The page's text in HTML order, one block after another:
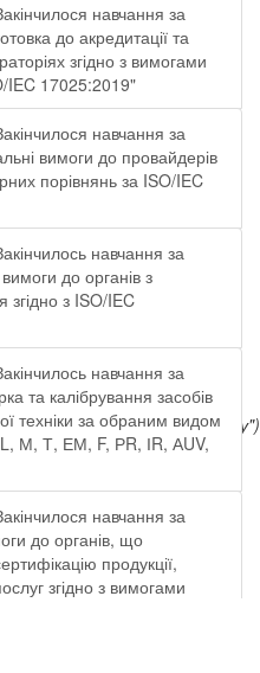
посвідчення.
правового коледжу")
навчання за
до акредитації та
згідно з вимогами
17025:2019"
навчання за
вимоги до провайдерів
порівнянь за ISO/IEC
навчання за
до органів з
згідно з ISO/IEC
навчання за
та калібрування засобів
техніки за обраним видом
М, Т, ЕМ, F, РR, ІR, АUV,
навчання за
до органів, що
продукції,
згідно з вимогами
навчання за